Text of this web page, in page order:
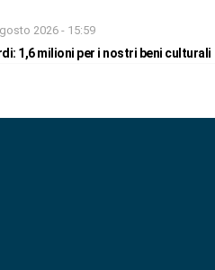
2026 - 15:59
1,6 milioni per i nostri beni culturali